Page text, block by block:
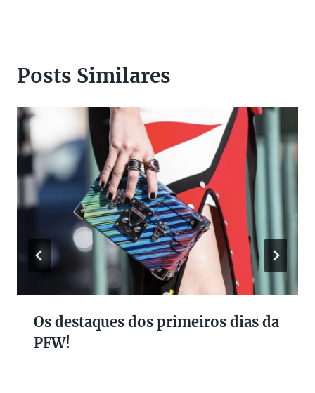
Posts Similares
Os destaques dos primeiros dias da
PFW!